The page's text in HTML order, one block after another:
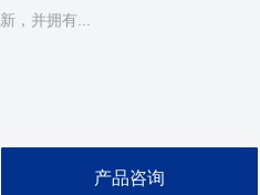
新，并拥有...
产品咨询